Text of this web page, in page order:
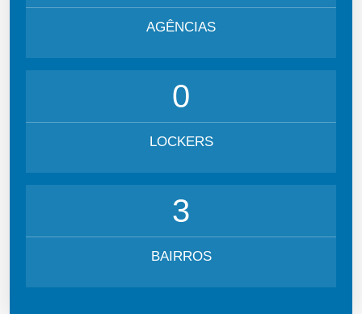
AGÊNCIAS
0
LOCKERS
3
BAIRROS